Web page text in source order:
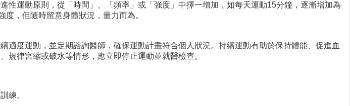
性運動原則，從「時間」、「頻率」或「強度」中擇一增加，如每天運動15分鐘，逐漸增加為
，但隨時留意身體狀況，量力而為。
適度運動，並定期諮詢醫師，確保運動計畫符合個人狀況。持續運動有助於保持體能、促進血
規律宮縮或破水等情形，應立即停止運動並就醫檢查。
練。